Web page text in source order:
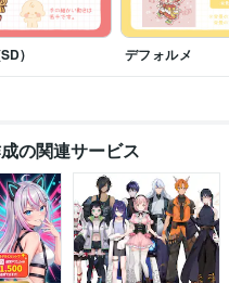
デフォルメ
の関連サービス